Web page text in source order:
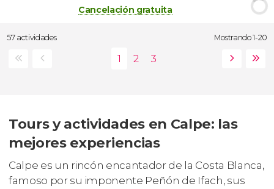
Cancelación gratuita
57 actividades Mostrando 1-20
Tours y actividades en Calpe: las
mejores experiencias
Calpe es un rincón encantador de la Costa Blanca,
famoso por su imponente Peñón de Ifach, sus